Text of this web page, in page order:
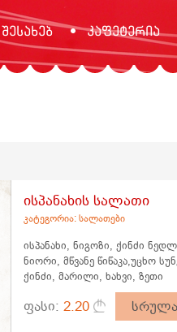
კაფეტერია
ისპანახის სალათი
კატეგორია: სალათები
ისპანახი, ნიგოზი, ქინძი
ნიორი, მწვანე წიწაკა,უცხო
ქინძი, მარილი, ხახვი, ზეთი
ფასი: 2.20